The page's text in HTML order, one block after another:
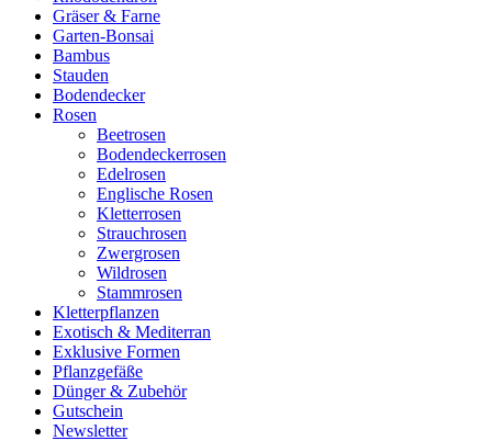
Gräser & Farne
Garten-Bonsai
Bambus
Stauden
Bodendecker
Rosen
Beetrosen
Bodendeckerrosen
Edelrosen
Englische Rosen
Kletterrosen
Strauchrosen
Zwergrosen
Wildrosen
Stammrosen
Kletterpflanzen
Exotisch & Mediterran
Exklusive Formen
Pflanzgefäße
Dünger & Zubehör
Gutschein
Newsletter